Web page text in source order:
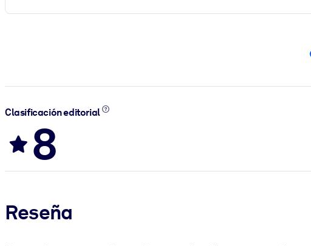
Clasificación editorial
8
Reseña